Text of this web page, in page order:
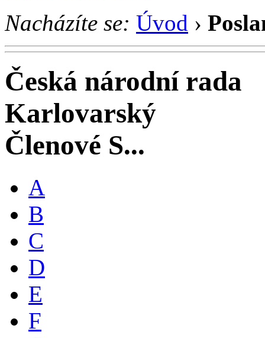
Nacházíte se: Úvod ›
Česká národní rada
Karlovarský
Členové S...
A
B
C
D
E
F